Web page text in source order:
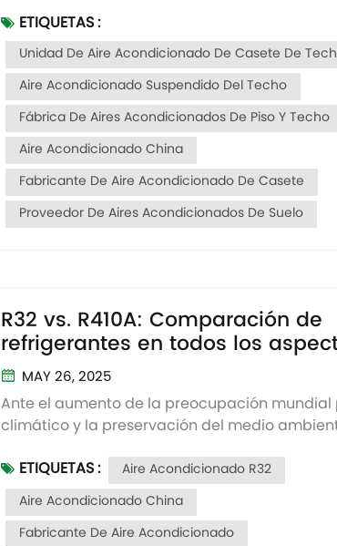
instalación, la distribución del espacio, la
costo de mantenimiento. Especialmente en
y grandes, Unida...
ETIQUETAS :
Unidad De Aire Acondicionado De Casete De
Aire Acondicionado Suspendido Del Techo
Fábrica De Aires Acondicionados De Piso Y Techo
Aire Acondicionado China
Fabricante De Aire Acondicionado De Casete
Proveedor De Aires Acondicionados De Suelo
R32 vs. R410A: Comparación de
refrigerantes en todos los
MAY 26, 2025
Ante el aumento de la preocupación
climático y la preservación del medio
refrigeración más respetuosas con el medio
eficaces. En este sentido, la elecci&o...
ETIQUETAS :
Aire Acondicionado R32
Aire Acondicionado China
Fabricante De Aire Acondicionado